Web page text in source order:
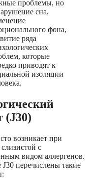
проблемы, но
сна,
фона,
ряда
которые
приводят к
изоляции
(J30)
возникает при
с
видом аллергенов.
перечислены такие